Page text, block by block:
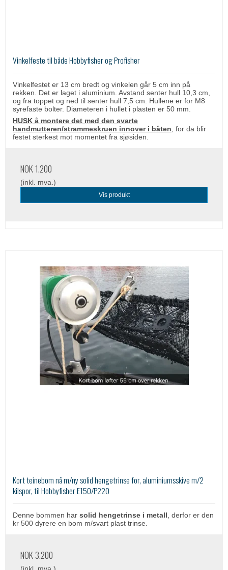
Vinkelfeste til både Hobbyfisher og Profisher
Vinkelfestet er 13 cm bredt og vinkelen går 5 cm inn på
rekken. Det er laget i aluminium. Avstand senter hull 10,3 cm,
og fra toppet og ned til senter hull 7,5 cm. Hullene er for M8
syrefaste bolter. Diameteren i hullet i plasten er 50 mm.
HUSK å montere det med den svarte
handmutteren/strammeskruen innover i båten , for da blir
festet sterkest mot momentet fra sjøsiden.
NOK 1.200
(inkl. mva.)
Vis produkt
Kort teinebom nå m/ny solid hengetrinse for, aluminiumsskive m/2
kilspor, til Hobbyfisher E150/P220
Denne bommen har solid hengetrinse i metall , derfor er den
kr 500 dyrere en bom m/svart plast trinse.
NOK 3.200